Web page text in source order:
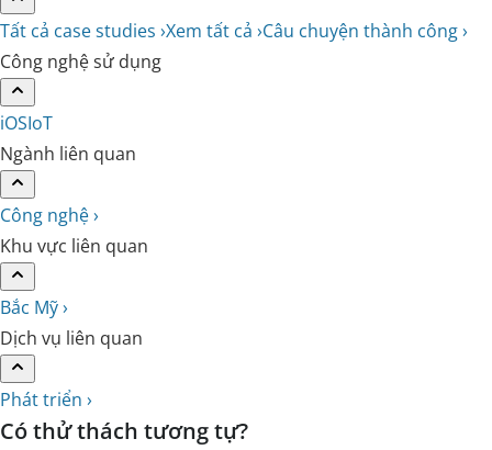
Tất cả case studies ›Xem tất cả ›Câu chuyện thành công ›
Công nghệ sử dụng
iOSIoT
Ngành liên quan
Công nghệ ›
Khu vực liên quan
Bắc Mỹ ›
Dịch vụ liên quan
Phát triển ›
Có thử thách tương tự?